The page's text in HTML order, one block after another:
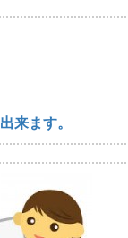
来ます。